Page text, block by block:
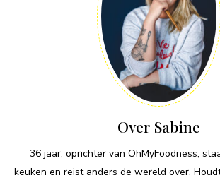
Over Sabine
36 jaar, oprichter van OhMyFoodness,
keuken en reist anders de wereld over.